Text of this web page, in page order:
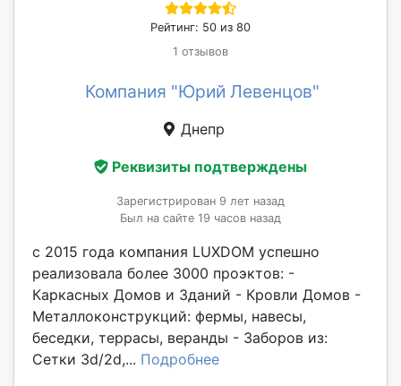
Рейтинг: 50 из 80
1 отзывов
Компания "Юрий Левенцов"
Днепр
Реквизиты подтверждены
Зарегистрирован 9 лет назад
Был на сайте 19 часов назад
с 2015 года компания LUXDOM успешно
реализовала более 3000 проэктов: -
Каркасных Домов и Зданий - Кровли Домов -
Металлоконструкций: фермы, навесы,
беседки, террасы, веранды - Заборов из:
Сетки 3d/2d,... Подробнее